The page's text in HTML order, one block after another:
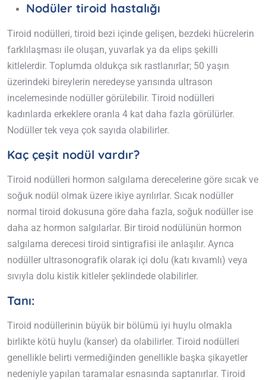
Nodüler tiroid hastalığı
Tiroid nodülleri, tiroid bezi içinde gelişen, bezdeki hücrelerin
farklılaşması ile oluşan, yuvarlak ya da elips şekilli
kitlelerdir. Toplumda oldukça sık rastlanırlar; 50 yaşın
üzerindeki bireylerin neredeyse yarısında ultrason
incelemesinde nodüller görülebilir. Tiroid nodülleri
kadınlarda erkeklere oranla 4 kat daha fazla görülürler.
Nodüller tek veya çok sayıda olabilirler.
Kaç çeşit nodül vardır?
Tiroid nodülleri hormon salgılama derecelerine göre sıcak ve
soğuk nodül olmak üzere ikiye ayrılırlar. Sıcak nodüller
normal tiroid dokusuna göre daha fazla, soğuk nodüller ise
daha az hormon salgılarlar. Bir tiroid nodülünün hormon
salgılama derecesi tiroid sintigrafisi ile anlaşılır. Ayrıca
nodüller ultrasonografik olarak içi dolu (katı kıvamlı) veya
sıvıyla dolu kistik kitleler şeklindede olabilirler.
Tanı:
Tiroid nodüllerinin büyük bir bölümü iyi huylu olmakla
birlikte kötü huylu (kanser) da olabilirler. Tiroid nodülleri
genellikle belirti vermediğinden genellikle başka şikayetler
nedeniyle yapılan taramalar esnasında saptanırlar. Tiroid